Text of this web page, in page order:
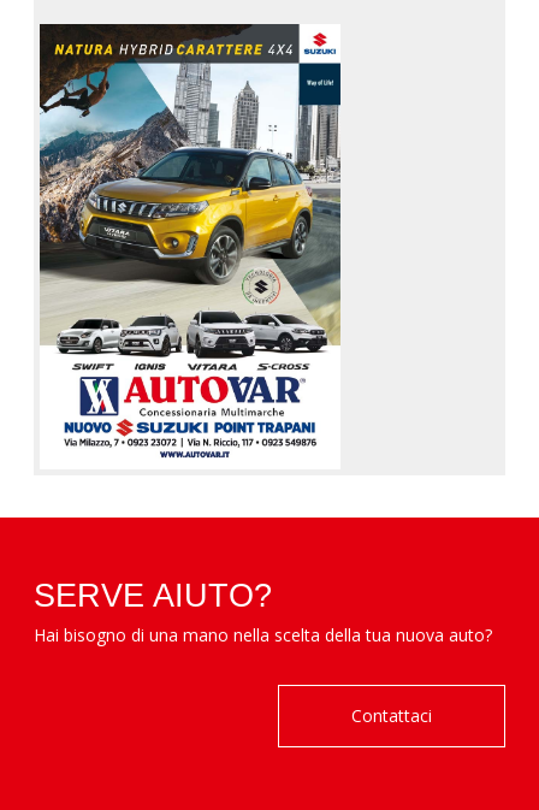
SERVE AIUTO?
Hai bisogno di una mano nella scelta della tua nuova auto?
Contattaci